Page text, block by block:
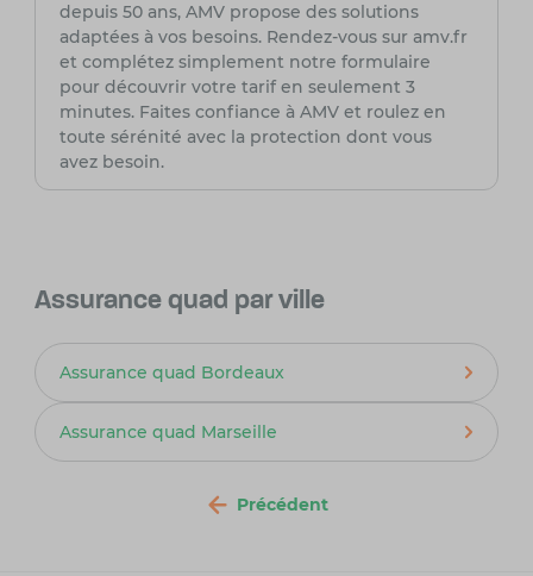
depuis 50 ans, AMV propose des solutions
adaptées à vos besoins. Rendez-vous sur amv.fr
et complétez simplement notre formulaire
pour découvrir votre tarif en seulement 3
minutes. Faites confiance à AMV et roulez en
toute sérénité avec la protection dont vous
avez besoin.
Assurance quad par ville
Assurance quad Bordeaux
Assurance quad Marseille
Précédent